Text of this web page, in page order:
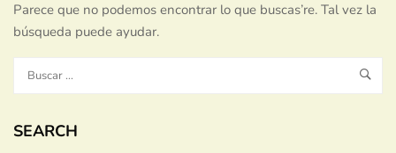
Parece que no podemos encontrar lo que buscas’re. Tal vez la
búsqueda puede ayudar.
SEARCH